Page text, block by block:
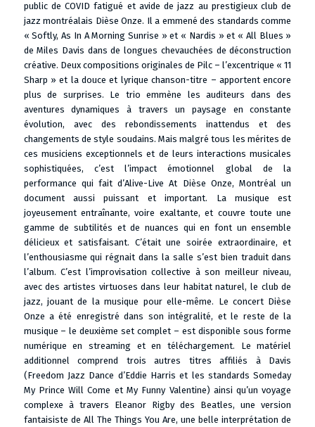
public de COVID fatigué et avide de jazz au prestigieux club de
jazz montréalais Dièse Onze. Il a emmené des standards comme
« Softly, As In A Morning Sunrise » et « Nardis » et « All Blues »
de Miles Davis dans de longues chevauchées de déconstruction
créative. Deux compositions originales de Pilc – l’excentrique « 11
Sharp » et la douce et lyrique chanson-titre – apportent encore
plus de surprises. Le trio emmène les auditeurs dans des
aventures dynamiques à travers un paysage en constante
évolution, avec des rebondissements inattendus et des
changements de style soudains. Mais malgré tous les mérites de
ces musiciens exceptionnels et de leurs interactions musicales
sophistiquées, c’est l’impact émotionnel global de la
performance qui fait d’Alive-Live At Dièse Onze, Montréal un
document aussi puissant et important. La musique est
joyeusement entraînante, voire exaltante, et couvre toute une
gamme de subtilités et de nuances qui en font un ensemble
délicieux et satisfaisant. C’était une soirée extraordinaire, et
l’enthousiasme qui régnait dans la salle s’est bien traduit dans
l’album. C’est l’improvisation collective à son meilleur niveau,
avec des artistes virtuoses dans leur habitat naturel, le club de
jazz, jouant de la musique pour elle-même. Le concert Dièse
Onze a été enregistré dans son intégralité, et le reste de la
musique – le deuxième set complet – est disponible sous forme
numérique en streaming et en téléchargement. Le matériel
additionnel comprend trois autres titres affiliés à Davis
(Freedom Jazz Dance d’Eddie Harris et les standards Someday
My Prince Will Come et My Funny Valentine) ainsi qu’un voyage
complexe à travers Eleanor Rigby des Beatles, une version
fantaisiste de All The Things You Are, une belle interprétation de